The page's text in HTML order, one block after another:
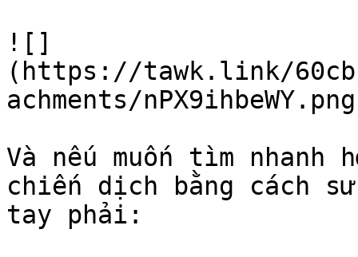
![]
(https://tawk.link/
achments/
Và nếu muốn tìm
chiến dịch bằng cách
tay phải: